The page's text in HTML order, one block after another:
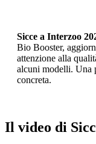
Sicce a Interzoo
Bio Booster,
attenzione alla
alcuni modelli. Una
concreta.
Il video di